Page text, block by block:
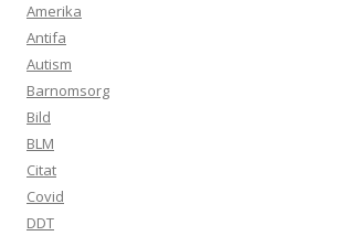
Amerika
Antifa
Autism
Barnomsorg
Bild
BLM
Citat
Covid
DDT